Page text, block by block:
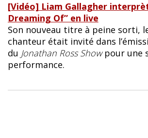
[Vidéo] Liam Gallagher
Dreaming Of” en live
Son nouveau titre à peine sorti,
chanteur était invité dans
du Jonathan Ross Showpour une
performance.